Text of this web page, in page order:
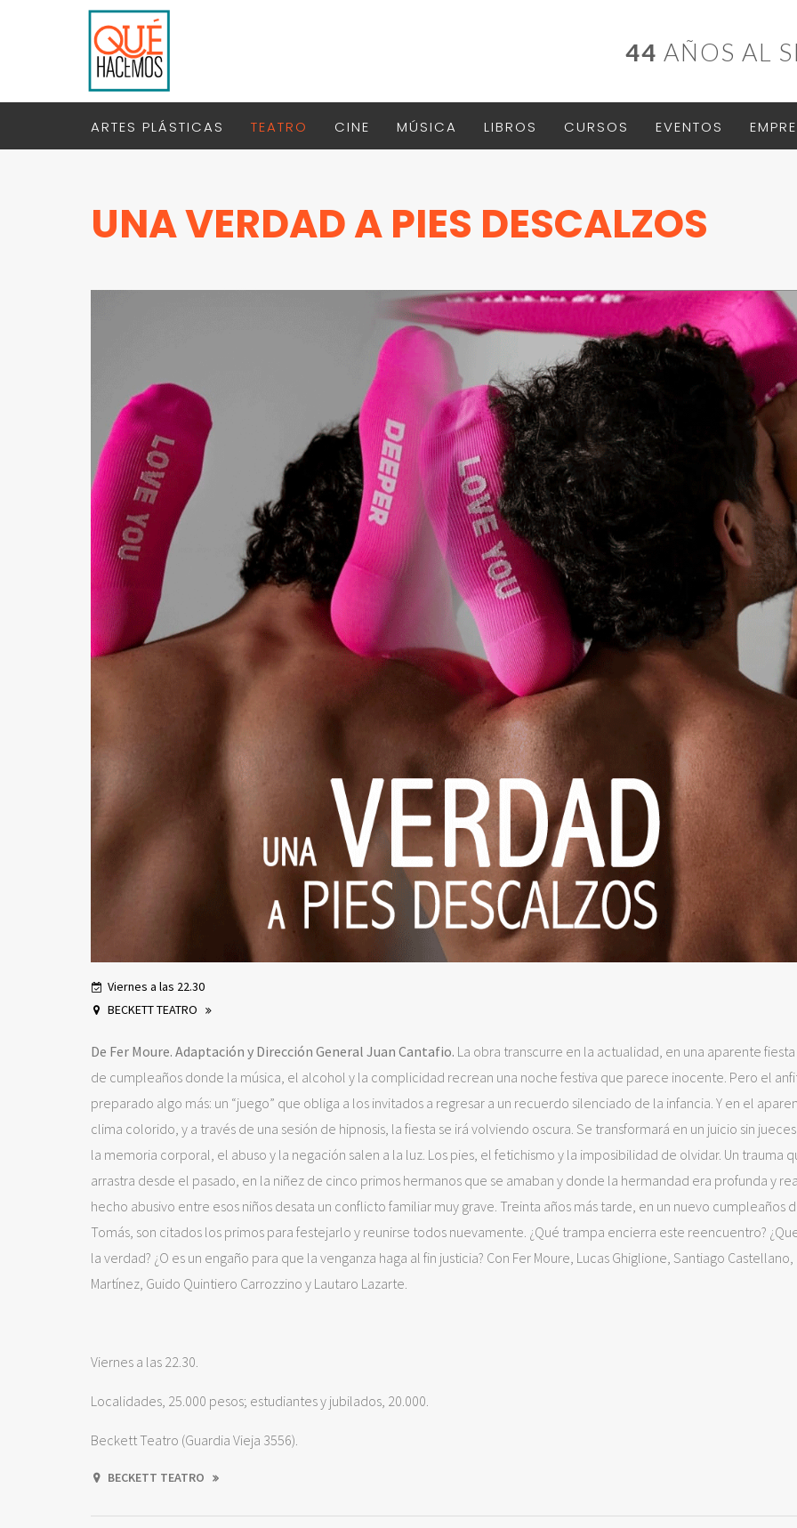
44 AÑOS AL
ARTES PLÁSTICAS TEATRO CINE MÚSICA LIBROS CURSOS EVENTOS
UNA VERDAD A PIES DESCALZOS
Viernes a las 22.30
BECKETT TEATRO
De Fer Moure. Adaptación y Dirección General Juan Cantafio. La obra transcurre en la actualidad, en una aparente
de cumpleaños donde la música, el alcohol y la complicidad recrean una noche festiva que parece inocente. Pero el
preparado algo más: un “juego” que obliga a los invitados a regresar a un recuerdo silenciado de la infancia. Y en el
clima colorido, y a través de una sesión de hipnosis, la fiesta se irá volviendo oscura. Se transformará en un juicio sin
la memoria corporal, el abuso y la negación salen a la luz. Los pies, el fetichismo y la imposibilidad de olvidar. Un trauma
arrastra desde el pasado, en la niñez de cinco primos hermanos que se amaban y donde la hermandad era profunda y
hecho abusivo entre esos niños desata un conflicto familiar muy grave. Treinta años más tarde, en un nuevo cumpleaños
Tomás, son citados los primos para festejarlo y reunirse todos nuevamente. ¿Qué trampa encierra este reencuentro?
la verdad? ¿O es un engaño para que la venganza haga al fin justicia? Con Fer Moure, Lucas Ghiglione, Santiago
Martínez, Guido Quintiero Carrozzino y Lautaro Lazarte.
Viernes a las 22.30.
Localidades, 25.000 pesos; estudiantes y jubilados, 20.000.
Beckett Teatro (Guardia Vieja 3556).
BECKETT TEATRO